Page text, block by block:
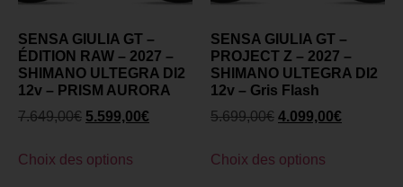
SENSA GIULIA GT –
ÉDITION RAW – 2027 –
SHIMANO ULTEGRA DI2
12v – PRISM AURORA
7.649,00€ 5.599,00€
Choix des options
SENSA GIULIA GT –
PROJECT Z – 2027 –
SHIMANO ULTEGRA DI2
12v – Gris Flash
5.699,00€ 4.099,00€
Choix des options